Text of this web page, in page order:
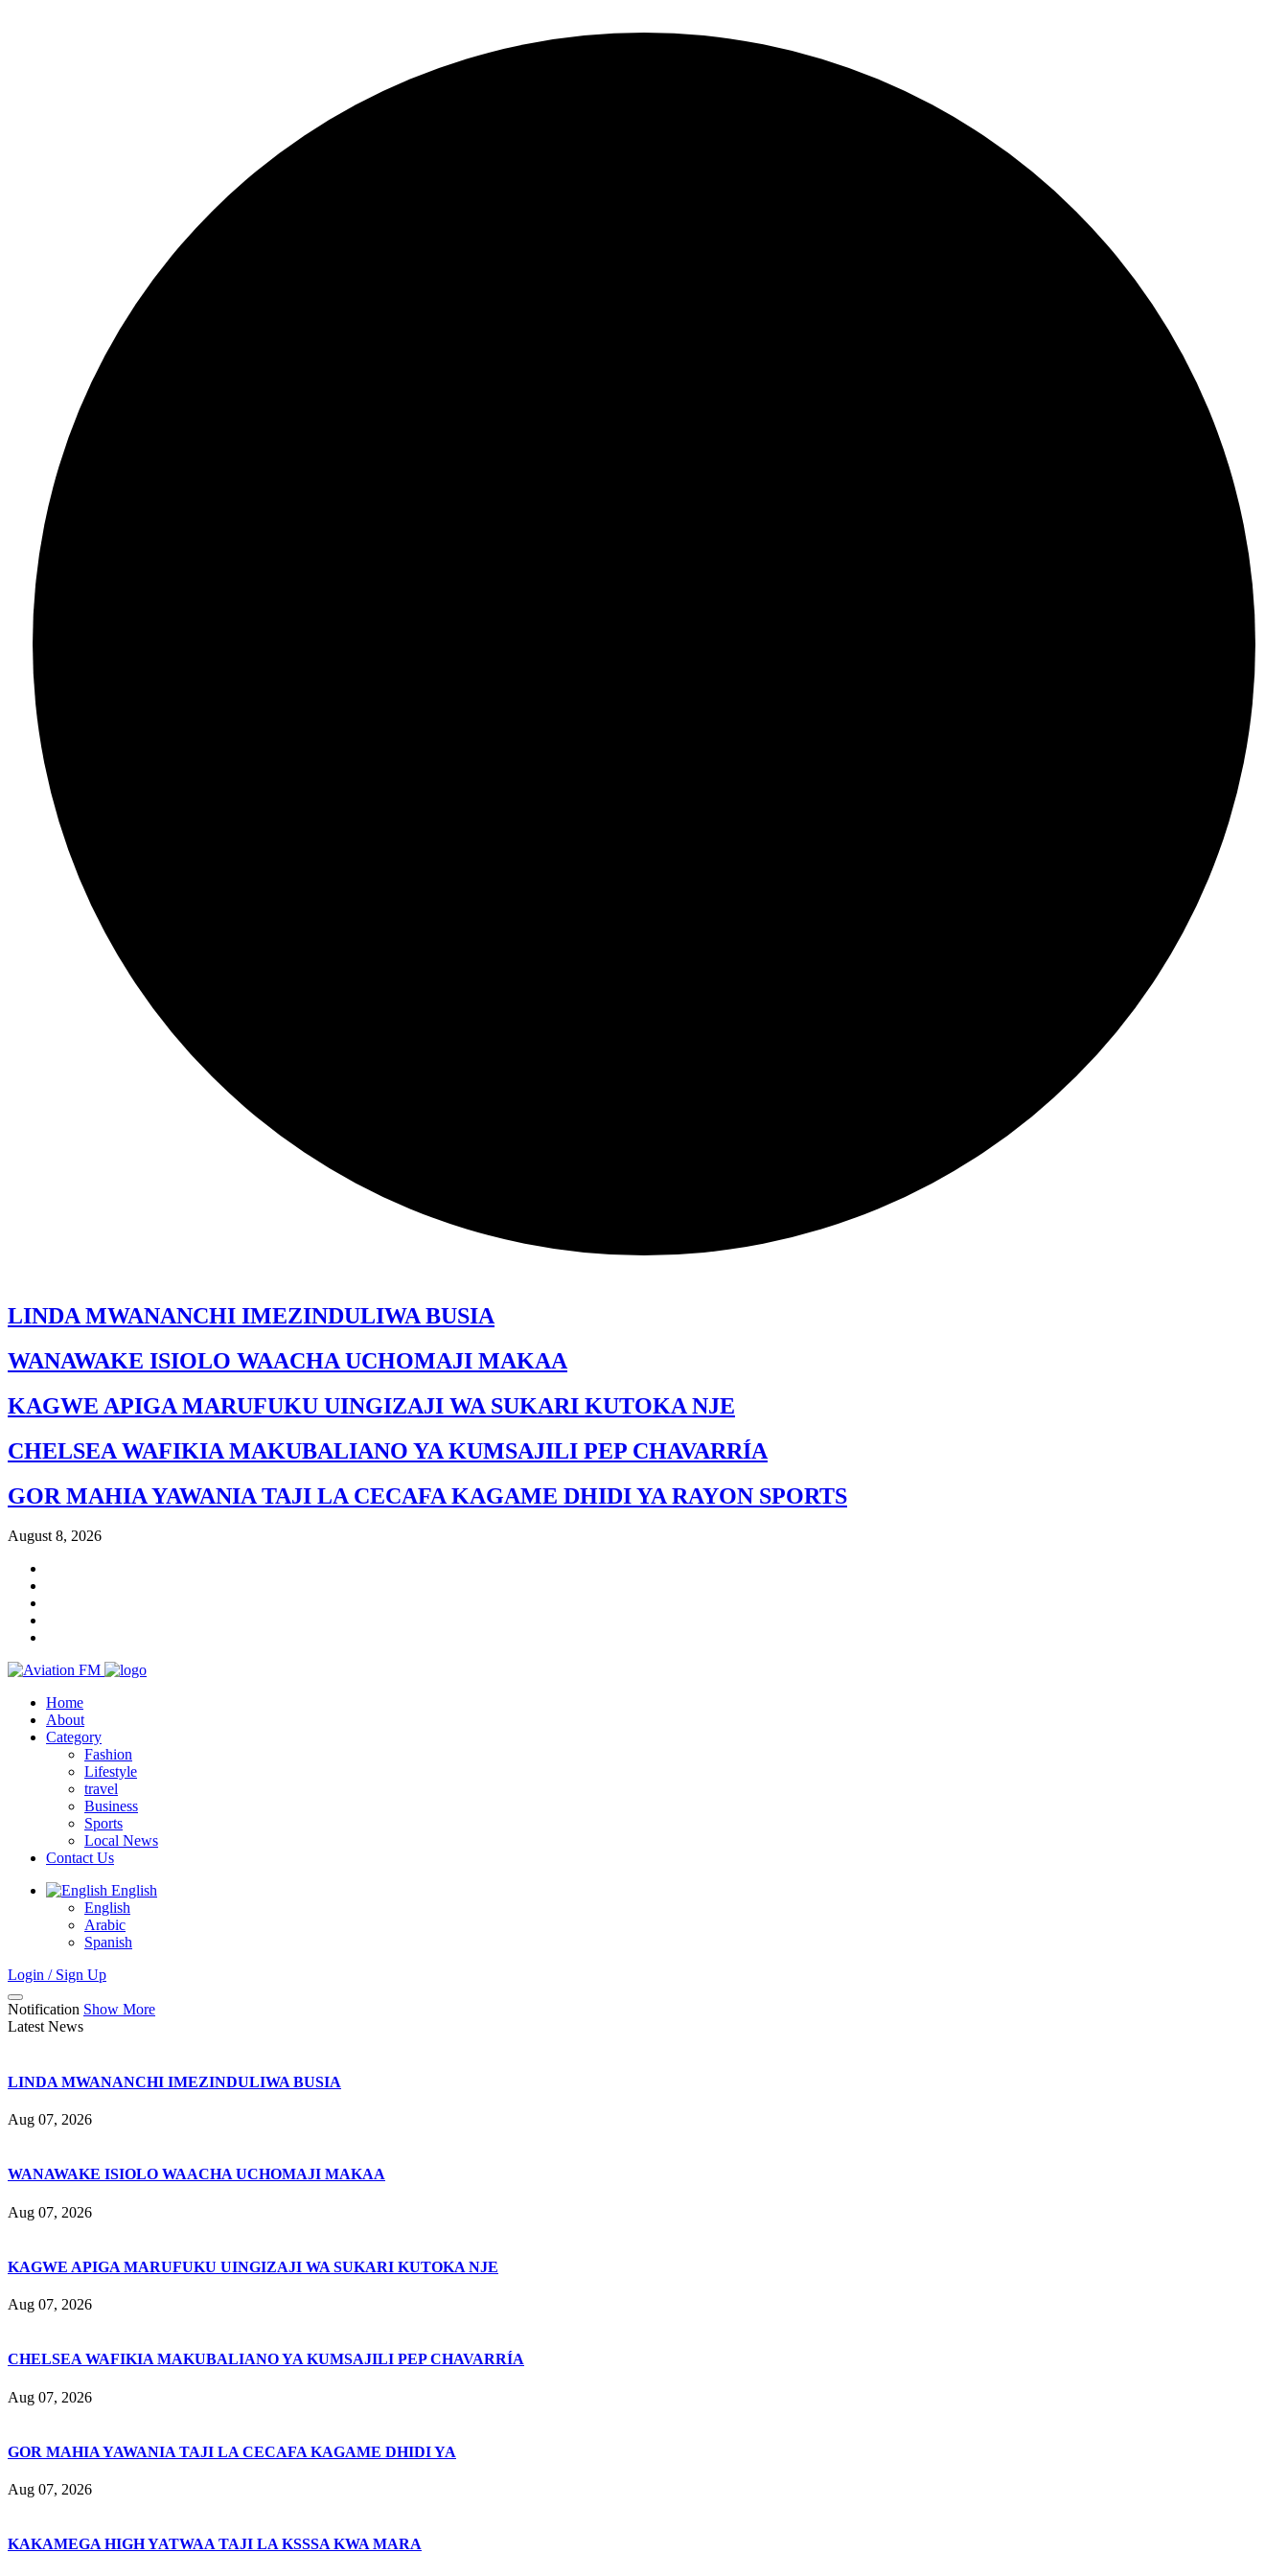
LINDA MWANANCHI IMEZINDULIWA BUSIA
WANAWAKE ISIOLO WAACHA UCHOMAJI MAKAA
KAGWE APIGA MARUFUKU UINGIZAJI WA SUKARI KUTOKA NJE
CHELSEA WAFIKIA MAKUBALIANO YA KUMSAJILI PEP CHAVARRÍA
GOR MAHIA YAWANIA TAJI LA CECAFA KAGAME DHIDI YA RAYON SPORTS
August 8, 2026
Home
About
Category
Fashion
Lifestyle
travel
Business
Sports
Local News
Contact Us
English
English
Arabic
Spanish
Login / Sign Up
Notification Show More
Latest News
LINDA MWANANCHI IMEZINDULIWA BUSIA
Aug 07, 2026
WANAWAKE ISIOLO WAACHA UCHOMAJI MAKAA
Aug 07, 2026
KAGWE APIGA MARUFUKU UINGIZAJI WA SUKARI KUTOKA NJE
Aug 07, 2026
CHELSEA WAFIKIA MAKUBALIANO YA KUMSAJILI PEP CHAVARRÍA
Aug 07, 2026
GOR MAHIA YAWANIA TAJI LA CECAFA KAGAME DHIDI YA
Aug 07, 2026
KAKAMEGA HIGH YATWAA TAJI LA KSSSA KWA MARA